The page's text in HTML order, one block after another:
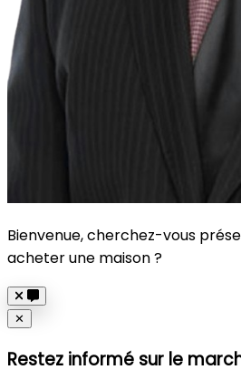
Bienvenue, cherchez-vous
acheter une maison ?
Close
✕
Restez informé sur le